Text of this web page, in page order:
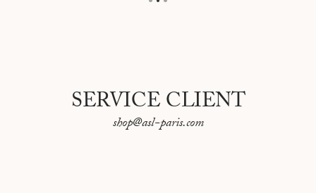
SERVICE CLIENT
shop@asl-paris.com